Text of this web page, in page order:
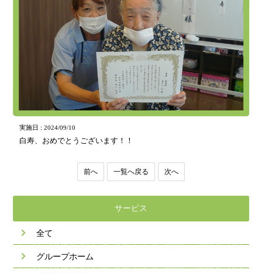
サービス
全て
グループホーム
実施日 : 2024/09/10
白寿、おめでとうございます！！
前へ 一覧へ戻る 次へ